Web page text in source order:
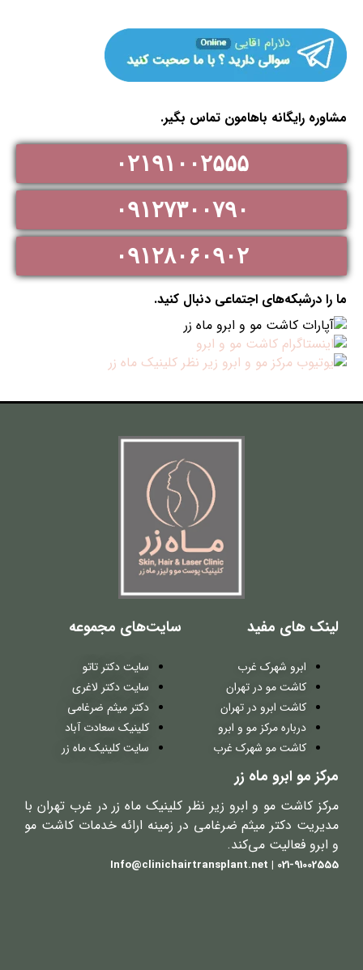
مشاوره رایگانه باهامون تماس بگیر.
۰۲۱۹۱۰۰۲۵۵۵
۰۹۱۲۷۳۰۰۷۹۰
۰۹۱۲۸۰۶۰۹۰۲
ما را درشبکه‌های اجتماعی دنبال کنید.
لینک های مفید
ابرو شهرک غرب
کاشت مو در تهران
کاشت ابرو در تهران
درباره مرکز مو و ابرو
کاشت مو شهرک غرب
سایت‌های مجموعه
سایت دکتر تاتو
سایت دکتر لاغری
دکتر میثم ضرغامی
کلینیک سعادت آباد
سایت کلینیک ماه زر
مرکز مو ابرو ماه زر
مرکز کاشت مو و ابرو زیر نظر کلینیک ماه زر در غرب تهران با
مدیریت دکتر میثم ضرغامی در زمینه ارائه خدمات کاشت مو
و ابرو فعالیت می‌کند.
021-91002555 | Info@clinichairtransplant.net